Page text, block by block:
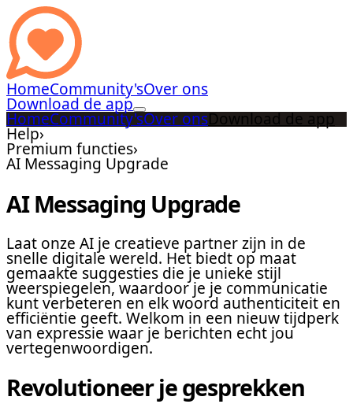
HomeCommunity'sOver ons
Download de app
HomeCommunity'sOver onsDownload de app
Help›
Premium functies›
AI Messaging Upgrade
AI Messaging Upgrade
Laat onze AI je creatieve partner zijn in de
snelle digitale wereld. Het biedt op maat
gemaakte suggesties die je unieke stijl
weerspiegelen, waardoor je je communicatie
kunt verbeteren en elk woord authenticiteit en
efficiëntie geeft. Welkom in een nieuw tijdperk
van expressie waar je berichten echt jou
vertegenwoordigen.
Revolutioneer je gesprekken